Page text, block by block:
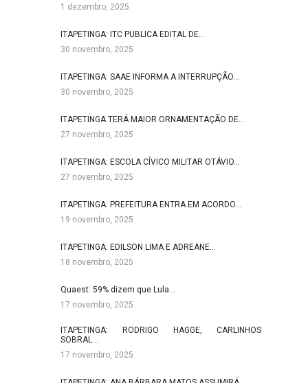
1 dezembro, 2025
ITAPETINGA: ITC PUBLICA EDITAL DE…
30 novembro, 2025
ITAPETINGA: SAAE INFORMA A INTERRUPÇÃO…
30 novembro, 2025
ITAPETINGA TERÁ MAIOR ORNAMENTAÇÃO DE…
27 novembro, 2025
ITAPETINGA: ESCOLA CÍVICO MILITAR OTÁVIO…
27 novembro, 2025
ITAPETINGA: PREFEITURA ENTRA EM ACORDO…
19 novembro, 2025
ITAPETINGA: EDILSON LIMA E ADREANE…
18 novembro, 2025
Quaest: 59% dizem que Lula…
17 novembro, 2025
ITAPETINGA: RODRIGO HAGGE, CARLINHOS
SOBRAL…
17 novembro, 2025